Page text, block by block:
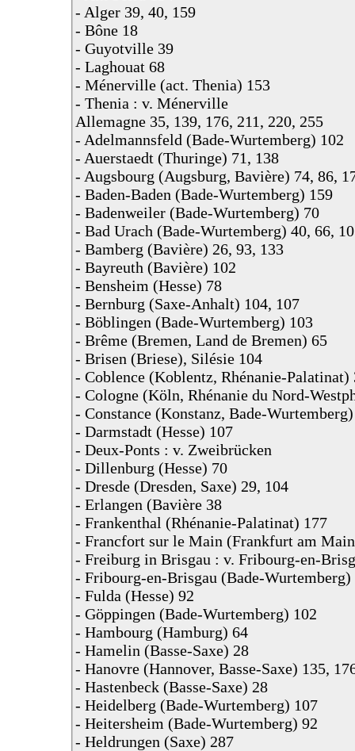
- Alger 39, 40, 159
- Bône 18
- Guyotville 39
- Laghouat 68
- Ménerville (act. Thenia) 153
- Thenia : v. Ménerville
Allemagne 35, 139, 176, 211, 220, 255
- Adelmannsfeld (Bade-Wurtemberg) 102
- Auerstaedt (Thuringe) 71, 138
- Augsbourg (Augsburg, Bavière) 74, 86,
- Baden-Baden (Bade-Wurtemberg) 159
- Badenweiler (Bade-Wurtemberg) 70
- Bad Urach (Bade-Wurtemberg) 40, 66,
- Bamberg (Bavière) 26, 93, 133
- Bayreuth (Bavière) 102
- Bensheim (Hesse) 78
- Bernburg (Saxe-Anhalt) 104, 107
- Böblingen (Bade-Wurtemberg) 103
- Brême (Bremen, Land de Bremen) 65
- Brisen (Briese), Silésie 104
- Coblence (Koblentz, Rhénanie-Palatinat)
- Cologne (Köln, Rhénanie du Nord-
- Constance (Konstanz, Bade-
- Darmstadt (Hesse) 107
- Deux-Ponts : v. Zweibrücken
- Dillenburg (Hesse) 70
- Dresde (Dresden, Saxe) 29, 104
- Erlangen (Bavière 38
- Frankenthal (Rhénanie-Palatinat) 177
- Francfort sur le Main (Frankfurt am
- Freiburg in Brisgau : v. Fribourg-en-
- Fribourg-en-Brisgau (Bade-Wurtemberg)
- Fulda (Hesse) 92
- Göppingen (Bade-Wurtemberg) 102
- Hambourg (Hamburg) 64
- Hamelin (Basse-Saxe) 28
- Hanovre (Hannover, Basse-Saxe) 135,
- Hastenbeck (Basse-Saxe) 28
- Heidelberg (Bade-Wurtemberg) 107
- Heitersheim (Bade-Wurtemberg) 92
- Heldrungen (Saxe) 287